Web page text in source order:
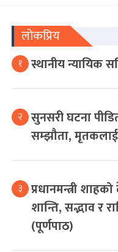
लोकप्रिय
१ स्थानीय न्यायिक
२ सुनसरी घटना
सम्झौता,
३ प्रधानमन्त्री
शान्ति, सद्भाव र
(पूर्णपाठ)